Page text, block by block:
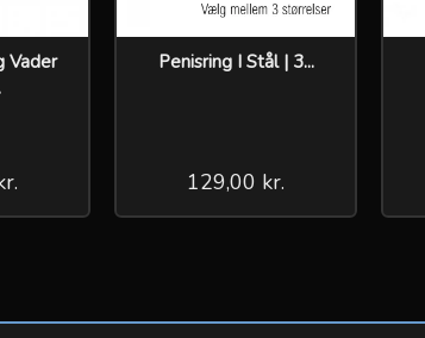
Vader
Penisring I Stål | 3...
129,00 kr.